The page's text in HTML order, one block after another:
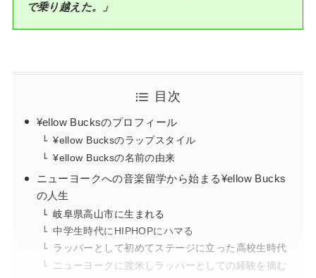
で乗り越えた。」
目次
¥ellow Bucksのプロフィール
¥ellow Bucksのラップスタイル
¥ellow Bucksの名前の由来
ニューヨークへの音楽留学から始まる¥ellow Bucks
の人生
岐阜県高山市に生まれる
中学生時代にHIPHOPにハマる
ラッパーとして初めてステージに立った高校生時代
ニューヨークに渡米しラッパーとしての経験を摘む